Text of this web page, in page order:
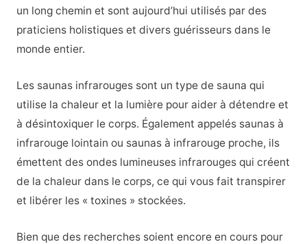
un long chemin et sont aujourd’hui utilisés par des
praticiens holistiques et divers guérisseurs dans le
monde entier.
Les saunas infrarouges sont un type de sauna qui
utilise la chaleur et la lumière pour aider à détendre et
à désintoxiquer le corps. Également appelés saunas à
infrarouge lointain ou saunas à infrarouge proche, ils
émettent des ondes lumineuses infrarouges qui créent
de la chaleur dans le corps, ce qui vous fait transpirer
et libérer les « toxines » stockées.
Bien que des recherches soient encore en cours pour